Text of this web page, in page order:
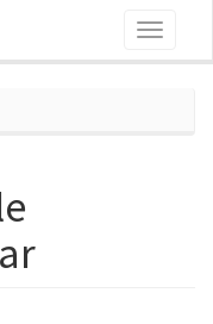
Toggle